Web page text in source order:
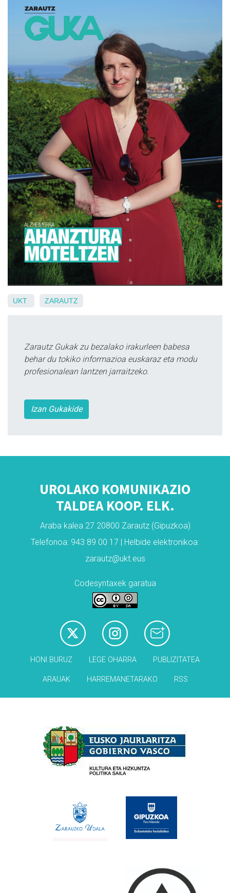
UKT ZARAUTZ
Zarautz Gukak zu bezalako irakurleen babesa
behar du tokiko informazioa euskaraz eta modu
profesionalean lantzen jarraitzeko.
Izan Gukakide
UROLAKO KOMUNIKAZIO
TALDEA KOOP. ELK.
Araba kalea 27 20800 Zarautz (Gipuzkoa)
Telefonoa: 943 89 00 17 | Helbide elektronikoa:
zarautz@ukt.eus
Codesyntaxek garatua
HONI BURUZ LEGE OHARRA PUBLIZITATEA
ARAUAK HARREMANETARAKO RSS